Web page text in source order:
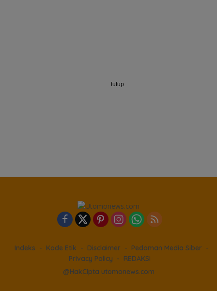
Indeks Kode Etik Disclaimer
Pedoman Media Siber
Privacy Policy
REDAKSI
@HakCipta utomonews.com
tutup